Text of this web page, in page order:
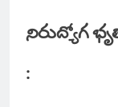
నిరుద్యోగ
: